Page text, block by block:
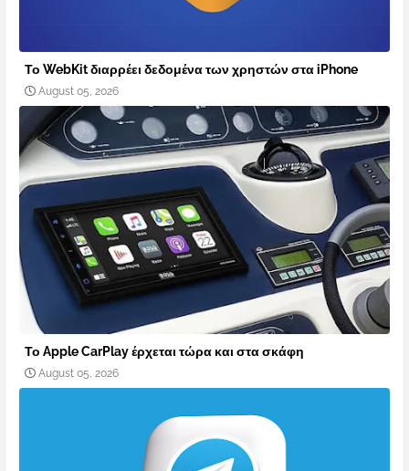
Το WebKit διαρρέει δεδομένα των χρηστών στα iPhone
August 05, 2026
Το Apple CarPlay έρχεται τώρα και στα σκάφη
August 05, 2026